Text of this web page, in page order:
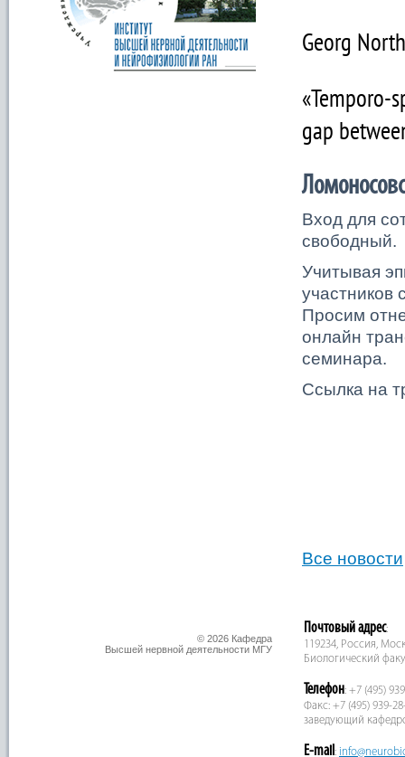
Georg
«Temporo-
gap
Вход для
свободный.
Учитывая
участников
Просим
онлайн
семинара.
Ссылка на
Все новости
© 2026 Кафедра
Высшей нервной деятельности МГУ
Почтовый адрес:
119234, Россия,
Биологический
Телефон: +7 (495)
Факс: +7 (495) 939-
заведующий
E-mail :